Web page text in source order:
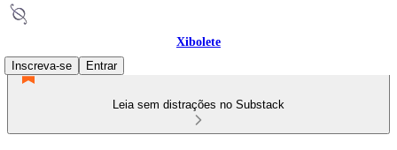
Xibolete
Inscreva-se
Entrar
Leia sem distrações no Substack